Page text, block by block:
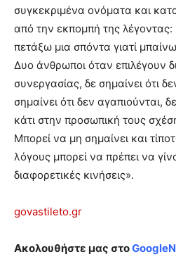
συγκεκριμένα ονόματα και
από την εκπομπή της
πετάξω μια σπόντα γιατί
Δυο άνθρωποι όταν επιλέγουν
συνεργασίας, δε σημαίνει ότι
σημαίνει ότι δεν αγαπιούνται,
κάτι στην προσωπική τους
Μπορεί να μη σημαίνει και
λόγους μπορεί να πρέπει να
διαφορετικές κινήσεις».
govastileto.gr
Ακολουθήστε μας στο